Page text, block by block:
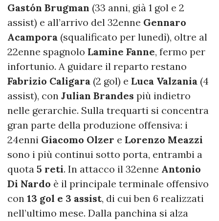
Gastón Brugman (33 anni, già 1 gol e 2
assist) e all’arrivo del 32enne Gennaro
Acampora (squalificato per lunedì), oltre al
22enne spagnolo Lamine Fanne, fermo per
infortunio. A guidare il reparto restano
Fabrizio Caligara (2 gol) e Luca Valzania (4
assist), con Julian Brandes più indietro
nelle gerarchie. Sulla trequarti si concentra
gran parte della produzione offensiva: i
24enni Giacomo Olzer e Lorenzo Meazzi
sono i più continui sotto porta, entrambi a
quota 5 reti. In attacco il 32enne Antonio
Di Nardo è il principale terminale offensivo
con 13 gol e 3 assist, di cui ben 6 realizzati
nell’ultimo mese. Dalla panchina si alza